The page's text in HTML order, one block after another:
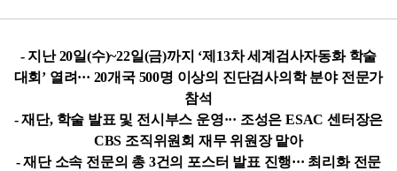
- 지난 20일(수)~22일(금)까지 ‘제13차 세계검사자동화 학술
대회’ 열려··· 20개국 500명 이상의 진단검사의학 분야 전문가
참석
-재단, 학술 발표 및 전시부스 운영··· 조성은 ESAC 센터장은
CBS 조직위원회 재무 위원장 맡아
-재단 소속 전문의 총 3건의 포스터 발표 진행··· 최리화 전문